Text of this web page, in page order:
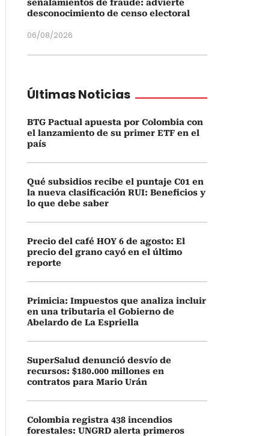
señalamientos de fraude: advierte
desconocimiento de censo electoral
06/08/2026
Últimas Noticias
BTG Pactual apuesta por Colombia con
el lanzamiento de su primer ETF en el
país
Qué subsidios recibe el puntaje C01 en
la nueva clasificación RUI: Beneficios y
lo que debe saber
Precio del café HOY 6 de agosto: El
precio del grano cayó en el último
reporte
Primicia: Impuestos que analiza incluir
en una tributaria el Gobierno de
Abelardo de La Espriella
SuperSalud denunció desvío de
recursos: $180.000 millones en
contratos para Mario Urán
Colombia registra 438 incendios
forestales: UNGRD alerta primeros